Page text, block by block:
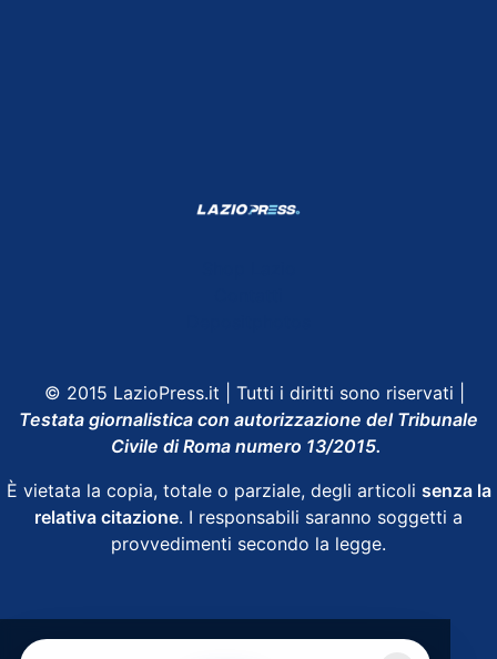
© 2015 LazioPress.it | Tutti i diritti sono riservati |
Testata giornalistica con autorizzazione del Tribunale
Civile di Roma numero 13/2015.
È vietata la copia, totale o parziale, degli articoli senza la
relativa citazione. I responsabili saranno soggetti a
provvedimenti secondo la legge.